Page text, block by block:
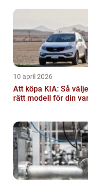
10 april 2026
Att köpa KIA: Så
rätt modell för din